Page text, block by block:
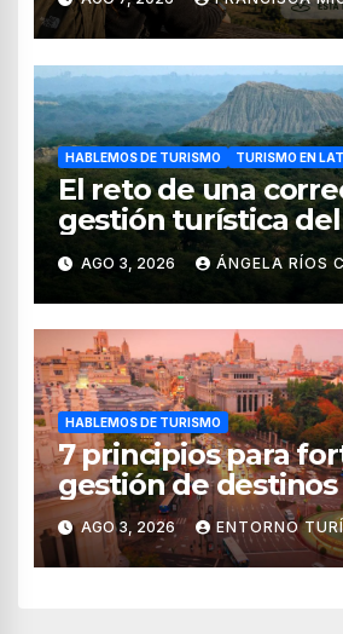
HABLEMOS DE TURISMO TURISMO EN
El reto de una
gestión turística
de Pomac (en Perú)
AGO 3, 2026 ÁNGELA RÍOS
HABLEMOS DE TURISMO
7 principios para
gestión de
según el WTTC
AGO 3, 2026 ENTORNO